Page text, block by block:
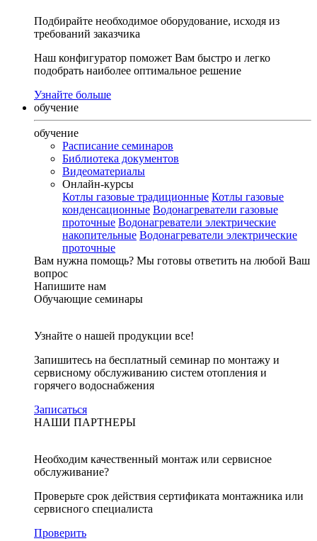
Подбирайте необходимое оборудование, исходя из
требований заказчика
Наш конфигуратор поможет Вам быстро и легко
подобрать наиболее оптимальное решение
Узнайте больше
обучение
обучение
Расписание семинаров
Библиотека документов
Видеоматериалы
Онлайн-курсы
Котлы газовые традиционные Котлы газовые
конденсационные Водонагреватели газовые
проточные Водонагреватели электрические
накопительные Водонагреватели электрические
проточные
Вам нужна помощь? Мы готовы ответить на любой Ваш
вопрос
Напишите нам
Обучающие семинары
Узнайте о нашей продукции все!
Запишитесь на бесплатный семинар по монтажу и
сервисному обслуживанию систем отопления и
горячего водоснабжения
Записаться
НАШИ ПАРТНЕРЫ
Необходим качественный монтаж или сервисное
обслуживание?
Проверьте срок действия сертификата монтажника или
сервисного специалиста
Проверить